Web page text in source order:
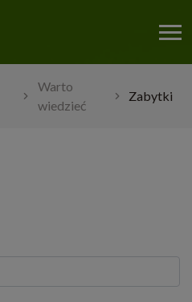
Warto
wiedzieć
Zabytki